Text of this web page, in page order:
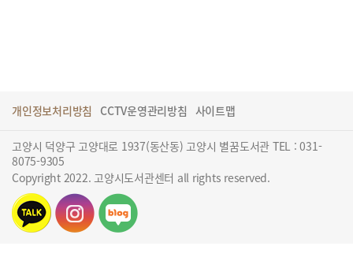
개인정보처리방침 CCTV운영관리방침 사이트맵
고양시 덕양구 고양대로 1937(동산동) 고양시 별꿈도서관 TEL : 031-
8075-9305
Copyright 2022. 고양시도서관센터 all rights reserved.